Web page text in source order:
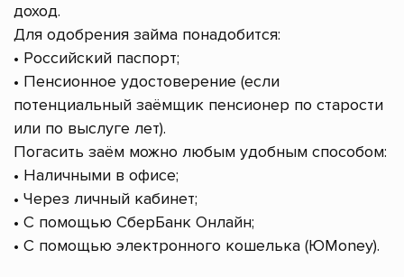
доход.
Для одобрения займа понадобится:
• Российский паспорт;
• Пенсионное удостоверение (если
потенциальный заёмщик пенсионер по старости
или по выслуге лет).
Погасить заём можно любым удобным способом:
• Наличными в офисе;
• Через личный кабинет;
• С помощью СберБанк Онлайн;
• С помощью электронного кошелька (ЮMoney).